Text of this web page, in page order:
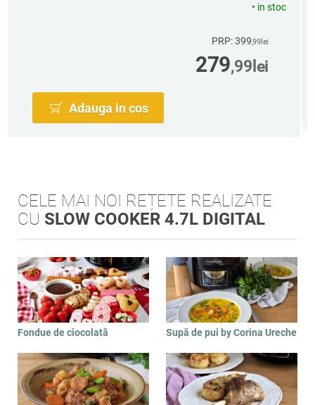
• in stoc
PRP: 399,99 lei
279,99 lei
Adauga in cos
CELE MAI NOI REȚETE REALIZATE
CU SLOW COOKER 4.7L DIGITAL
Fondue de ciocolată Supă de pui by Corina Ureche